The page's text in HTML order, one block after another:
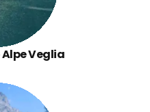
Veglia